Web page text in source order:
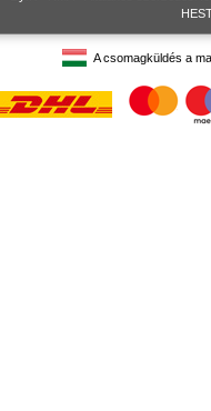
A csomagküldés a